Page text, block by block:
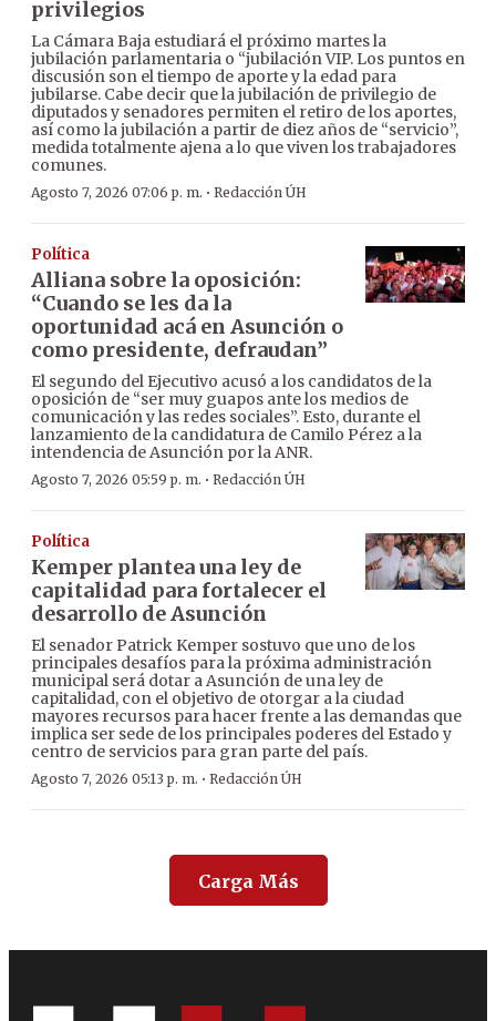
privilegios
La Cámara Baja estudiará el próximo martes la
jubilación parlamentaria o “jubilación VIP. Los puntos en
discusión son el tiempo de aporte y la edad para
jubilarse. Cabe decir que la jubilación de privilegio de
diputados y senadores permiten el retiro de los aportes,
así como la jubilación a partir de diez años de “servicio”,
medida totalmente ajena a lo que viven los trabajadores
comunes.
Agosto 7, 2026 07:06 p. m. · Redacción ÚH
Política
Alliana sobre la oposición:
“Cuando se les da la
oportunidad acá en Asunción o
como presidente, defraudan”
El segundo del Ejecutivo acusó a los candidatos de la
oposición de “ser muy guapos ante los medios de
comunicación y las redes sociales”. Esto, durante el
lanzamiento de la candidatura de Camilo Pérez a la
intendencia de Asunción por la ANR.
Agosto 7, 2026 05:59 p. m. · Redacción ÚH
Política
Kemper plantea una ley de
capitalidad para fortalecer el
desarrollo de Asunción
El senador Patrick Kemper sostuvo que uno de los
principales desafíos para la próxima administración
municipal será dotar a Asunción de una ley de
capitalidad, con el objetivo de otorgar a la ciudad
mayores recursos para hacer frente a las demandas que
implica ser sede de los principales poderes del Estado y
centro de servicios para gran parte del país.
Agosto 7, 2026 05:13 p. m. · Redacción ÚH
Carga Más